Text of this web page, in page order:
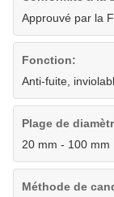
Approuvé par la
Fonction:
Anti-fuite,
Plage de
20 mm - 100 mm
Méthode de